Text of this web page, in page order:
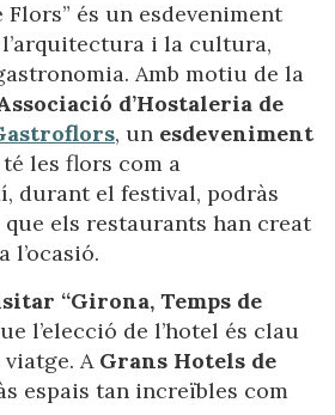
Flors” és un esdeveniment
i la cultura,
Amb motiu de la
d’Hostaleria de
, un esdeveniment
té les flors com a
durant el festival, podràs
els restaurants han creat
l’ocasió.
“Girona, Temps de
l’elecció de l’hotel és clau
A Grans Hotels de
espais tan increïbles com
Sempre activades
cookies pròpies per recopilar
de millorar els nostres serveis.
suposa l'acceptació de la instal·lació